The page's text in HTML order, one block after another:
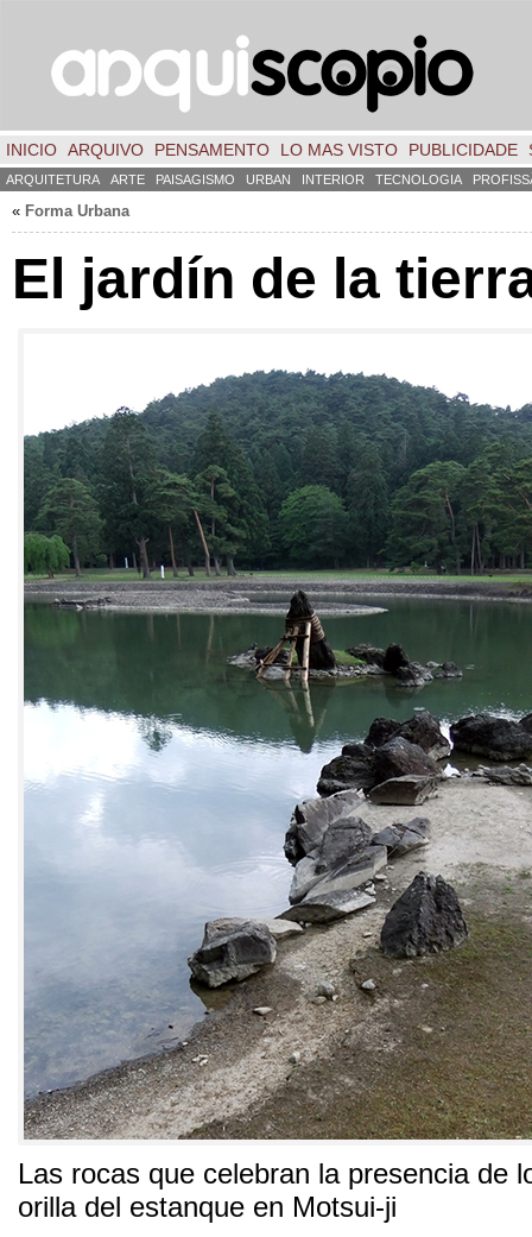
INICIO ARQUIVO PENSAMENTO LO MAS VISTO PUBLICIDADE
ARQUITETURA ARTE PAISAGISMO URBAN INTERIOR TECNOLOGIA
« Forma Urbana
El jardín de la
Las rocas que celebran la presencia de
orilla del estanque en Motsui-ji